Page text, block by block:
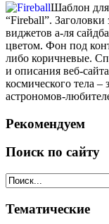
Шаблон для
“Fireball”. Заголовки
виджетов а-ля
цветом. Фон под
либо коричневые.
и описания веб-
космического тела –
астрономов-
Рекомендуем
Поиск по сайту
Тематические